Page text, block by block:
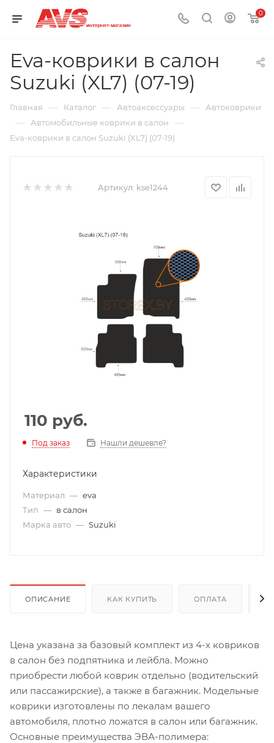
0
Eva-коврики в салон
Suzuki (XL7) (07-19)
Главная — Каталог — Автоаксессуары — Автоковрики
— Автомобильные коврики в салон —
Eva-коврики в салон Suzuki (XL7) (07-19)
Артикул: kse1244
110 руб.
Под заказ Нашли дешевле?
Характеристики
Материал — eva
Тип — в салон
Марка авто — Suzuki
ОПИСАНИЕ КАК КУПИТЬ ОПЛАТА
Цена указана за базовый комплект из 4-х ковриков
в салон без подпятника и лейбла. Можно
приобрести любой коврик отдельно (водительский
или пассажирские), а также в багажник. Модельные
коврики изготовлены по лекалам вашего
автомобиля, плотно ложатся в салон или багажник.
Основные преимущества ЭВА-полимера: